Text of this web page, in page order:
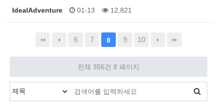
IdealAdventure 01-13 12,821
6 7 8 9 10
전체 356건 8 페이지